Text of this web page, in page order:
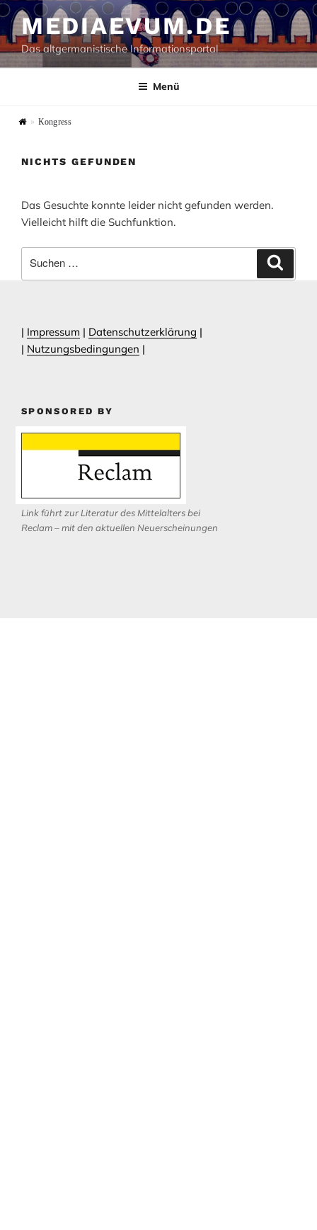
Zum
Inhalt
springen
MEDIAEVUM.DE
Das altgermanistische Informationsportal
Menü
» Kongress
NICHTS GEFUNDEN
Das Gesuchte konnte leider nicht gefunden werden.
Vielleicht hilft die Suchfunktion.
nach:
| Impressum | Datenschutzerklärung |
| Nutzungsbedingungen |
SPONSORED BY
Link führt zur Literatur des Mittelalters bei
Reclam – mit den aktuellen Neuerscheinungen